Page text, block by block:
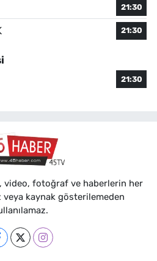
21:30
21:30
21:30
video, fotoğraf ve haberlerin her
veya kaynak gösterilemeden